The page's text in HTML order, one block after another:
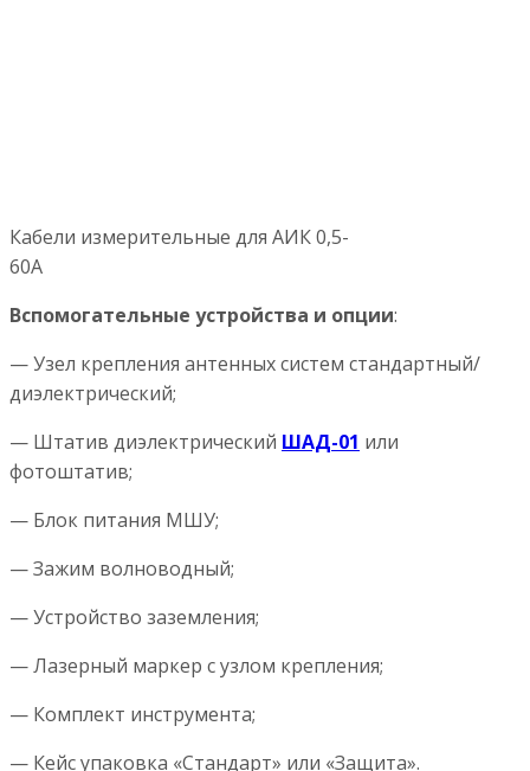
Кабели измерительные для АИК 0,5-
60А
Вспомогательные устройства и опции:
— Узел крепления антенных систем стандартный/
диэлектрический;
— Штатив диэлектрический ШАД-01 или
фотоштатив;
— Блок питания МШУ;
— Зажим волноводный;
— Устройство заземления;
— Лазерный маркер с узлом крепления;
— Комплект инструмента;
— Кейс упаковка «Стандарт» или «Защита».